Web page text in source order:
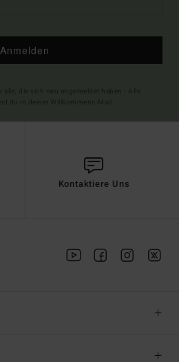
Anmelden
Kontaktiere Uns